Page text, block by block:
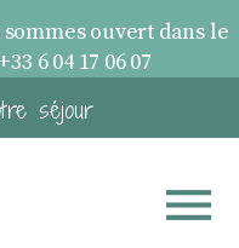
ouvert dans le
6 04 17 06 07
séjour